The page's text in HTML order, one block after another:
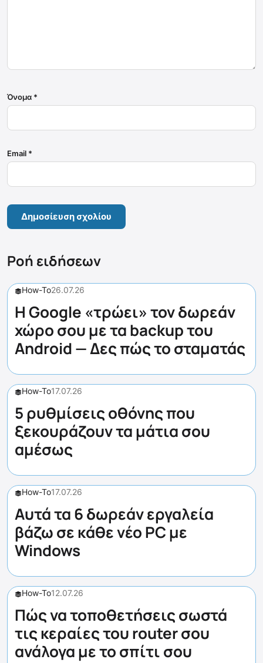
Όνομα *
Email *
Ροή ειδήσεων
How-To26.07.26
Η Google «τρώει» τον δωρεάν
χώρο σου με τα backup του
Android — Δες πώς το σταματάς
How-To17.07.26
5 ρυθμίσεις οθόνης που
ξεκουράζουν τα μάτια σου
αμέσως
How-To17.07.26
Αυτά τα 6 δωρεάν εργαλεία
βάζω σε κάθε νέο PC με
Windows
How-To12.07.26
Πώς να τοποθετήσεις σωστά
τις κεραίες του router σου
ανάλογα με το σπίτι σου